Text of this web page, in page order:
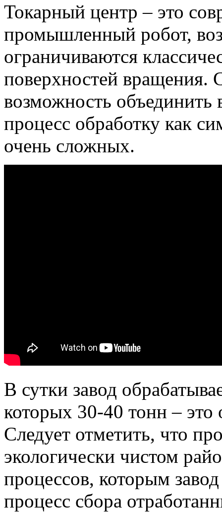
Токарный центр – это
промышленный робот,
ограничиваются
поверхностей вращения.
возможность объединить
процесс обработку как
очень сложных.
В сутки завод
которых 30-40 тонн –
Следует отметить, что
экологически чистом
процессов, которым
процесс сбора